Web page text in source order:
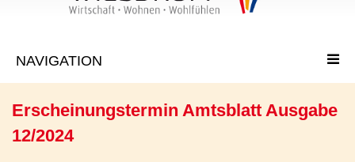
Erscheinungstermin Amtsblatt Ausgabe
12/2024